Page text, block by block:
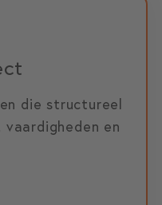
die structureel
en